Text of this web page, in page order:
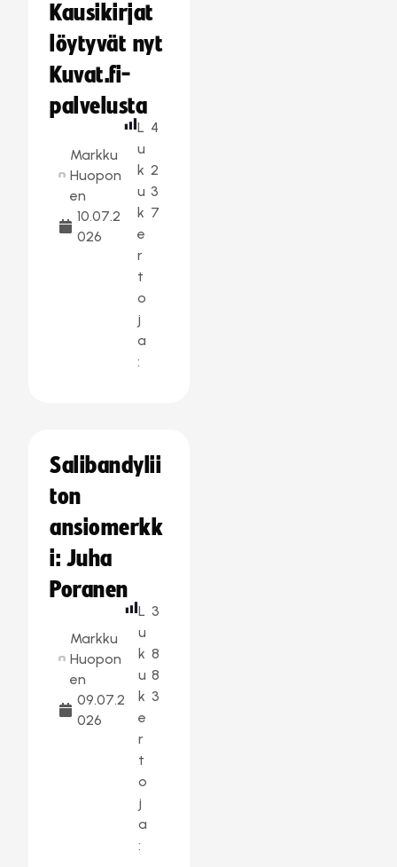
Kausikirjat
löytyvät nyt
Kuvat.fi-
palvelusta
Markku
Huopon
en
10.07.2
026
L
u
k
u
k
e
r
t
o
j
a
:
4
2
3
7
Salibandylii
ton
ansiomerkk
i: Juha
Poranen
Markku
Huopon
en
09.07.2
026
L
u
k
u
k
e
r
t
o
j
a
:
3
8
8
3